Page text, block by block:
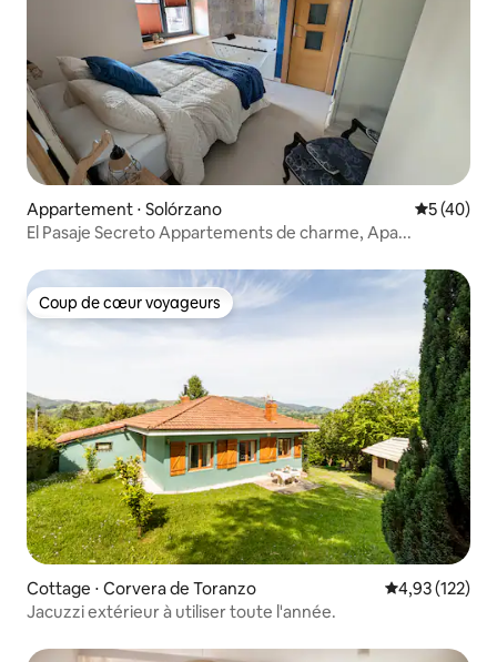
Appartement ⋅ Solórzano
5 (40)
El Pasaje Secreto Appartements de charme, Apa...
Coup de cœur voyageurs
Coup de cœur voyageurs
Cottage ⋅ Corvera de Toranzo Évaluation
4,93 (122)
Jacuzzi extérieur à utiliser toute l'année.